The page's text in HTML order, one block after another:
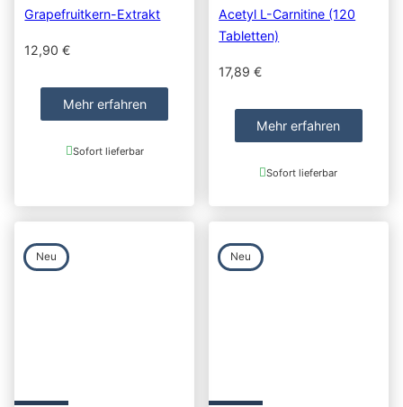
Grapefruitkern-Extrakt
12,90€
Mehr erfahren
Sofort lieferbar
Acetyl L-Carnitine (120
Tabletten)
17,89€
Mehr erfahren
Sofort lieferbar
Neu Neu